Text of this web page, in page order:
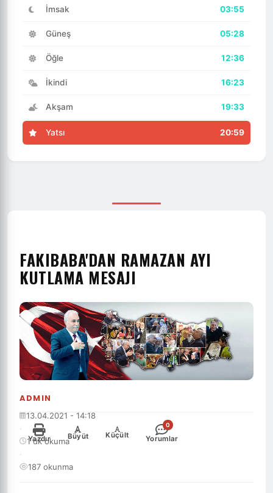
İmsak 03:55
Güneş 05:28
Öğle 12:36
İkindi 16:23
Akşam 19:33
Yatsı 20:59
ADMIN
FAKIBABA'DAN RAMAZAN AYI
KUTLAMA MESAJI
13.04.2021 - 14:18
·
1 dk okuma
·
187 okunma
Yazdır
+
Büyüt
-
Küçült
0
Yorumlar